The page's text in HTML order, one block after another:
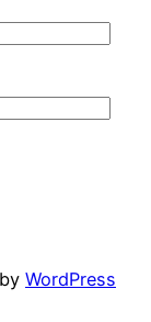
WordPress